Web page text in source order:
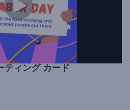
ティング カード